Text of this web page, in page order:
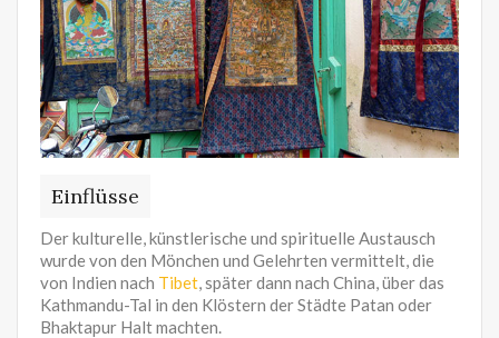
Einflüsse
Der kulturelle, künstlerische und spirituelle Austausch
wurde von den Mönchen und Gelehrten vermittelt, die
von Indien nach Tibet, später dann nach China, über das
Kathmandu-Tal in den Klöstern der Städte Patan oder
Bhaktapur Halt machten.